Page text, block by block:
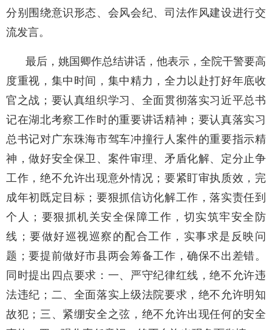
分别围绕意识形态、会风会纪、司法作风建设进行交
流发言。
最后，姚国卿作总结讲话，他表示，全院干警要高
度重视，集中时间，集中精力，全力以赴打好年底收
官之战；要认真组织学习、全面贯彻落实习近平总书
记在湖北考察工作时的重要讲话精神；要认真落实习
总书记对广东珠海市驾车冲撞行人案件的重要指示精
神，做好安全保卫、案件审理、矛盾化解、定分止争
工作，绝不允许出现意外情况；要紧盯审执质效，完
成年初既定目标；要狠抓信访化解工作，落实责任到
个人；要狠抓机关安全保障工作，切实筑牢安全防
线；要做好巡视巡察的配合工作，实事求是反映问
题；要提前做好市县两会筹备工作，确保不出差错。
同时提出四点要求：一、严守纪律红线，绝不允许违
法违纪；二、全面落实上级法院要求，绝不允许明知
故犯；三、紧绷安全之弦，绝不允许出现任何的安全